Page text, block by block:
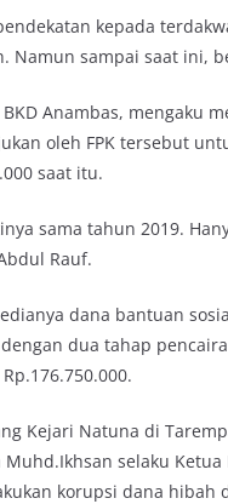
kepada
Namun sampai saat ini,
Anambas, mengaku
oleh FPK tersebut
saat itu.
sama tahun 2019.
Rauf.
dana bantuan
dua tahap
Kejari Natuna di
selaku
korupsi dana hibah